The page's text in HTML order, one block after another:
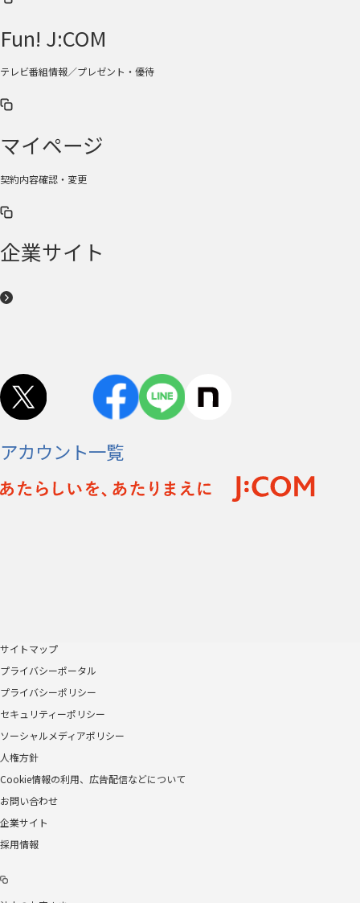
Fun! J:COM
テレビ番組情報／プレゼント・優待
マイページ
契約内容確認・変更
企業サイト
アカウント一覧
サイトマップ
プライバシーポータル
プライバシーポリシー
セキュリティーポリシー
ソーシャルメディアポリシー
人権方針
Cookie情報の利用、広告配信などについて
お問い合わせ
企業サイト
採用情報